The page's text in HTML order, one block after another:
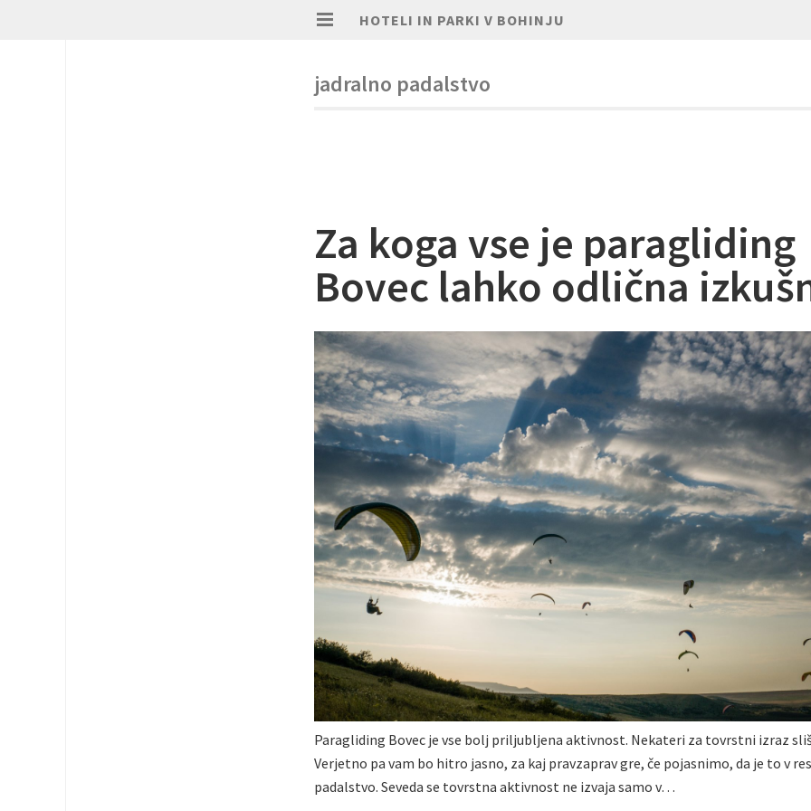
HOTELI IN PARKI V BOHINJU
jadralno padalstvo
Za koga vse je paragliding
Bovec lahko odlična
Paragliding Bovec je vse bolj priljubljena aktivnost. Nekateri za tovrstni izraz
Verjetno pa vam bo hitro jasno, za kaj pravzaprav gre, če pojasnimo, da je to v
padalstvo. Seveda se tovrstna aktivnost ne izvaja samo v…